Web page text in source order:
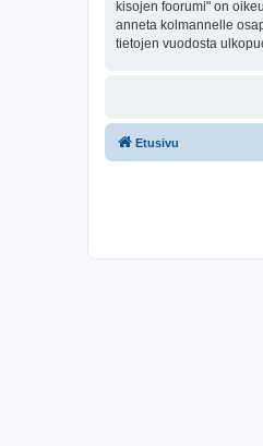
kisojen foorumi" on
anneta kolmannelle
tietojen vuodosta
Etusivu